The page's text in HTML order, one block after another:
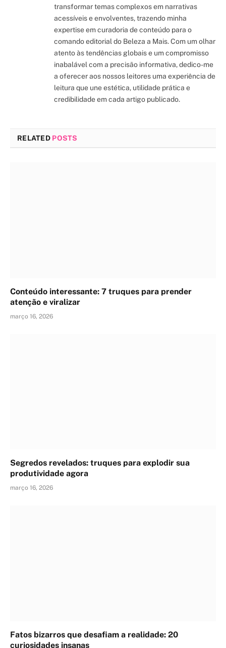
transformar temas complexos em narrativas
acessíveis e envolventes, trazendo minha
expertise em curadoria de conteúdo para o
comando editorial do Beleza a Mais. Com um olhar
atento às tendências globais e um compromisso
inabalável com a precisão informativa, dedico-me
a oferecer aos nossos leitores uma experiência de
leitura que une estética, utilidade prática e
credibilidade em cada artigo publicado.
RELATED POSTS
Conteúdo interessante: 7 truques para prender
atenção e viralizar
março 16, 2026
Segredos revelados: truques para explodir sua
produtividade agora
março 16, 2026
Fatos bizarros que desafiam a realidade: 20
curiosidades insanas